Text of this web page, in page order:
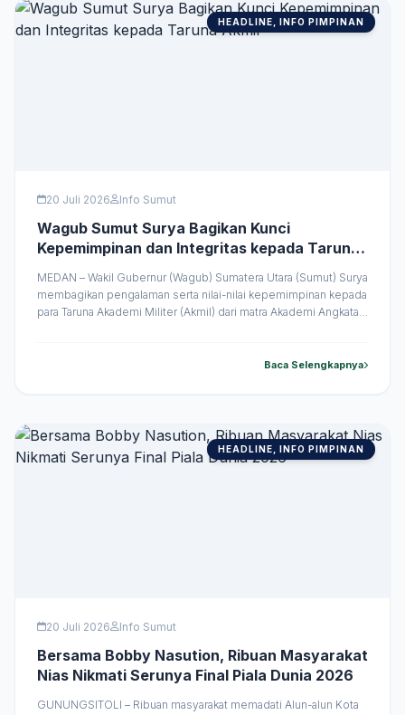
HEADLINE, INFO PIMPINAN
20 Juli 2026 Info Sumut
Wagub Sumut Surya Bagikan Kunci
Kepemimpinan dan Integritas kepada Taruna
MEDAN – Wakil Gubernur (Wagub) Sumatera Utara (Sumut) Surya
membagikan pengalaman serta nilai-nilai kepemimpinan kepada
para Taruna Akademi Militer (Akmil) dari matra Akademi Angkatan
hati sebagai fondasi utama menjadi seorang pemimpin.
Baca Selengkapnya
HEADLINE, INFO PIMPINAN
20 Juli 2026 Info Sumut
Bersama Bobby Nasution, Ribuan Masyarakat
Nias Nikmati Serunya Final Piala Dunia 2026
GUNUNGSITOLI – Ribuan masyarakat memadati Alun-alun Kota